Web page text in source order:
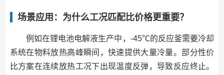
场景应用：为什么工况匹配比价格更重要？
例如在锂电池电解液生产中，-45℃的反应釜需要冷却
系统在物料放热高峰瞬间，快速提供大量冷量。部分性价
比方案在连续放热工况下出现温度反弹，导致反应终止。